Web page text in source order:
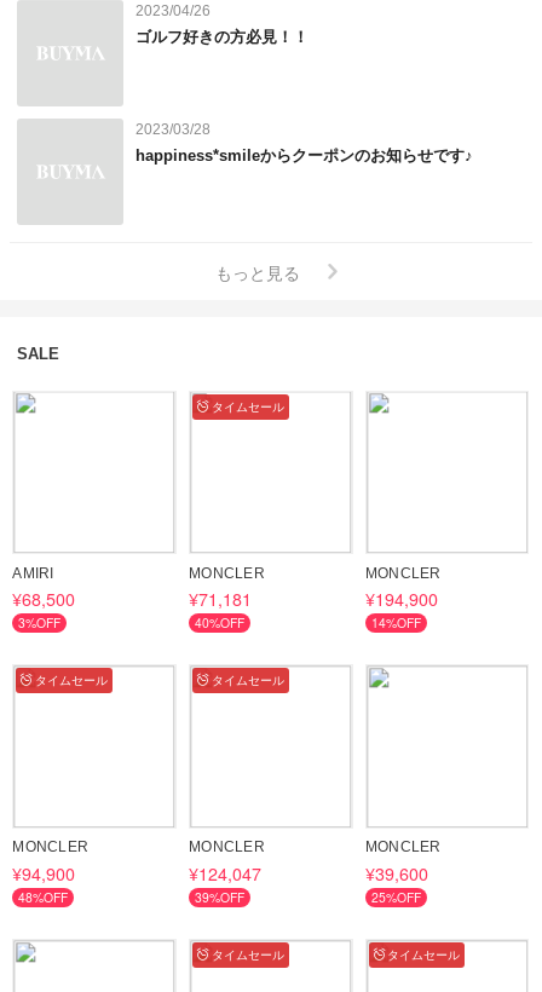
・発送前の検品は入念に行っておりますが万が一商品不良があった
します。初期不良による対応をご希望の場合は、3日以内に当店ま
でご連絡をお願いいたします。
https://qa.buyma.com/buy/order-to-ship/5101.html
お客様ご都合によります返品は、原則としてお受けすることができ
ただし、サイズが合わないなど商品をご使用いただけない場合は返
▼アフターケア（修理）について
海外並行輸入品のため、アフターケアにつきましては、通常お受け
できかねます。アフターケアができかねる分、国内正規代理店に比
べ魅力的な価格でご提供いたしております。修理が必要となった場
合は、お近くの直営店、もしくは修理専門店へご依頼くださいま
せ。
なお、ご使用後すぐに発生した初期不良等に関しては、一度お品物
の状態を確認させていただき可能な対応をご相談させていただきま
す。
お品物の状態・ご使用頻度によってはご要望に添えない場合がござ
いますこと、あらかじめご了承下さい。
2023/04/26
ゴルフ好きの方必見！！
2023/03/28
happiness*smileからクーポンのお知らせです♪
もっと見る
SALE
AMIRI
¥68,500
3%OFF
タイムセール
MONCLER
¥71,181
40%OFF
MONCLER
¥194,900
14%OFF
タイムセール
MONCLER
¥94,900
48%OFF
タイムセール
MONCLER
¥124,047
39%OFF
MONCLER
¥39,600
25%OFF
タイムセール タイムセール